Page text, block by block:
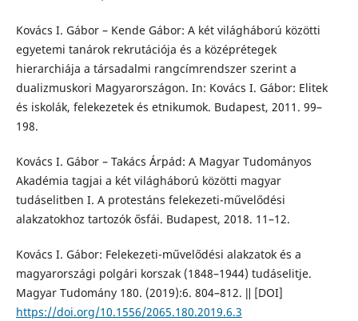
Kovács I. Gábor – Kende Gábor: A két világháború közötti
egyetemi tanárok rekrutációja és a középrétegek
hierarchiája a társadalmi rangcímrendszer szerint a
dualizmuskori Magyarországon. In: Kovács I. Gábor: Elitek
és iskolák, felekezetek és etnikumok. Budapest, 2011. 99–
198.
Kovács I. Gábor – Takács Árpád: A Magyar Tudományos
Akadémia tagjai a két világháború közötti magyar
tudáselitben I. A protestáns felekezeti-művelődési
alakzatokhoz tartozók ősfái. Budapest, 2018. 11–12.
Kovács I. Gábor: Felekezeti-művelődési alakzatok és a
magyarországi polgári korszak (1848–1944) tudáselitje.
Magyar Tudomány 180. (2019):6. 804–812. ǁ [DOI]
https://doi.org/10.1556/2065.180.2019.6.3